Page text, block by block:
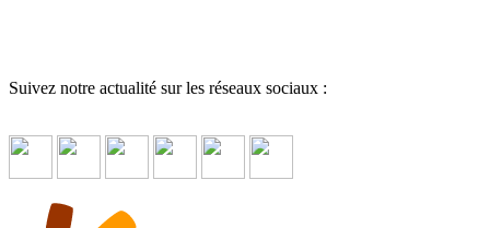
Suivez notre actualité sur les réseaux sociaux :